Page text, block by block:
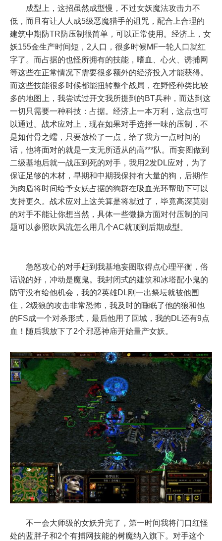
成型上，这招虽然成型慢，不过女妖魔法攻击力不
低，而且有让人人成5级恶魔猎手的诅咒，配合上合理的
建筑中期防TR防压制很简单，可以正常使用。经济上，女
妖155金生产时间短，2人口，很多时候MF一轮人口就红
字了。而占据的也怪所拥有的技能，嗜血、心火、诱捕网
等这些在正常情况下需要很多额外的经济投入才能获得。
而这些技能很多时候都能扭转整个战局，在野怪种类比较
多的地图上，我尝试过开文我所提到的BT兵种，而达到这
一切只需要一种科技：占据。经济上一本万利，这点也可
以通过。战术应对上，现在如果对手选择一味的压制，不
是如付骨之蠕，只要放松了一点，给了我方一点时间的
话，他将面对的就是一支无所适从的高***队。而妄图做到
二级基地后就一战压到死的对手，我用2发DL应对，为了
保证足够的木材，早期和中期我保持有大量的狗，后期作
为肉盾将时间给予女妖占据的狗群在吸血光环帮助下可以
支持更久。战术应对上这关算是将就过了，毕竟高深莫测
的对手不能让你想当然，具体一些微操方面对付压制的问
题可以参照吹风流怎么用几个AC就顶到后期成型。
急怒攻心的对手赶到我基地妄图取得点心理平衡，俗
话说的好，冲动是魔鬼。我封闭式的建筑和冰塔配小鬼的
防守没有给他机会，我的2英雄DL刚一出祭坛就被他围
住，2级狼的攻击非常恐怖，我及时的睡眠了他的狼和他
的FS成一个对杀形式，最后他用了回城，我的DL还有9点
血！随后我放下了2个邪恶神庙开始量产女妖。
不一会大师级的女妖升完了，第一时间我将门口红怪
处的蓝胖子和2个有捕网技能的树魔纳入旗下。对手这个